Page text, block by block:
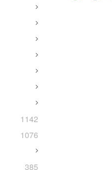
1142
1076
385